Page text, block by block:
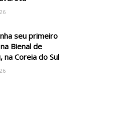
seu primeiro
Bienal de
na Coreia do Sul